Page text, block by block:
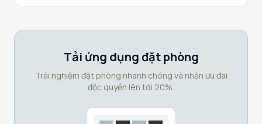
Tải ứng dụng đặt phòng
Trải nghiệm đặt phòng nhanh chóng và nhận ưu đãi
độc quyền lên tới 20%.